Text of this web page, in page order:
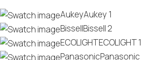
AukeyAukey 1
BissellBissell 2
ECOLIGHTECOLIGHT1
PanasonicPanasonic